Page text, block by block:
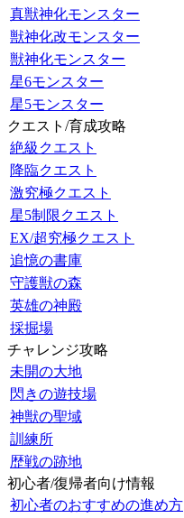
真獣神化モンスター
獣神化改モンスター
獣神化モンスター
星6モンスター
星5モンスター
クエスト/育成攻略
絶級クエスト
降臨クエスト
激究極クエスト
星5制限クエスト
EX/超究極クエスト
追憶の書庫
守護獣の森
英雄の神殿
採掘場
チャレンジ攻略
未開の大地
閃きの遊技場
神獣の聖域
訓練所
歴戦の跡地
初心者/復帰者向け情報
初心者のおすすめの進め方